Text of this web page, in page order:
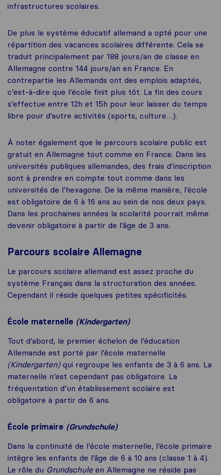
infrastructures scolaires.
De plus le système éducatif allemand a opté pour une
répartition des vacances scolaires différente. Cela se
traduit principalement par 188 jours/an de classe en
Allemagne contre 144 jours/an en France. En
contrepartie les Allemands ont des emplois adaptés,
c’est-à-dire que l’école finit plus tôt. La fin des cours
s’effectue entre 12h et 15h pour leur laisser du temps
libre pour d’autre activités (sports, culture…).
À noter également que le parcours scolaire public est
gratuit en Allemagne tout comme en France. Dans les
universités publiques allemandes, des frais d’inscription
sont à prendre en compte tout comme dans les
universités de l’hexagone. De la même manière, l’école
est obligatoire de 6 à 16 ans au sein de nos deux pays.
Dans les prochaines années la scolarité pourrait même
devenir obligatoire à partir de l’âge de 3 ans.
Parcours scolaire Allemagne
Le parcours scolaire allemand est assez proche du
système Français dans la structuration des années.
Cependant il réside quelques petites spécificités.
École maternelle (Kindergarten)
Tout d’abord, le premier échelon de l’éducation
Allemande est porté par l’école maternelle
(Kindergarten) qui regroupe les enfants de 3 à 6 ans. La
maternelle n’est cependant pas obligatoire. La
fréquentation d’un établissement scolaire est
obligatoire à partir de 6 ans.
École primaire (Grundschule)
Dans la continuité de l’école maternelle, l’école primaire
intègre les enfants de l’âge de 6 à 10 ans (classe 1 à 4).
Le rôle du Grundschule en Allemagne ne réside pas